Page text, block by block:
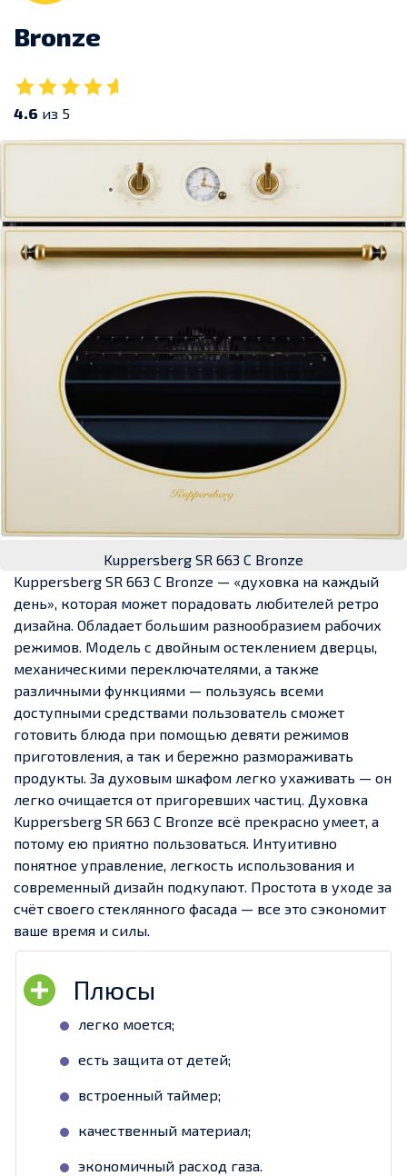
Bronze
4.6 из 5
Kuppersberg SR 663 C Bronze
Kuppersberg SR 663 C Bronze — «духовка на каждый
день», которая может порадовать любителей ретро
дизайна. Обладает большим разнообразием рабочих
режимов. Модель с двойным остеклением дверцы,
механическими переключателями, а также
различными функциями — пользуясь всеми
доступными средствами пользователь сможет
готовить блюда при помощью девяти режимов
приготовления, а так и бережно размораживать
продукты. За духовым шкафом легко ухаживать — он
легко очищается от пригоревших частиц. Духовка
Kuppersberg SR 663 C Bronze всё прекрасно умеет, а
потому ею приятно пользоваться. Интуитивно
понятное управление, легкость использования и
современный дизайн подкупают. Простота в уходе за
счёт своего стеклянного фасада — все это сэкономит
ваше время и силы.
легко моется;
есть защита от детей;
встроенный таймер;
качественный материал;
экономичный расход газа.